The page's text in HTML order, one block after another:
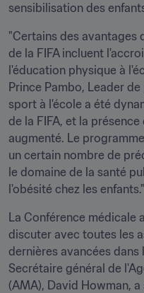
sensibilisation des
"Certains des avantages
de la FIFA incluent
l'éducation physique à
Prince Pambo, Leader
sport à l'école a été
de la FIFA, et la
augmenté. Le
un certain nombre de
le domaine de la santé
l'obésité chez les enfants."
La Conférence médicale
discuter avec toutes les
dernières avancées
Secrétaire général de
(AMA), David Howman,